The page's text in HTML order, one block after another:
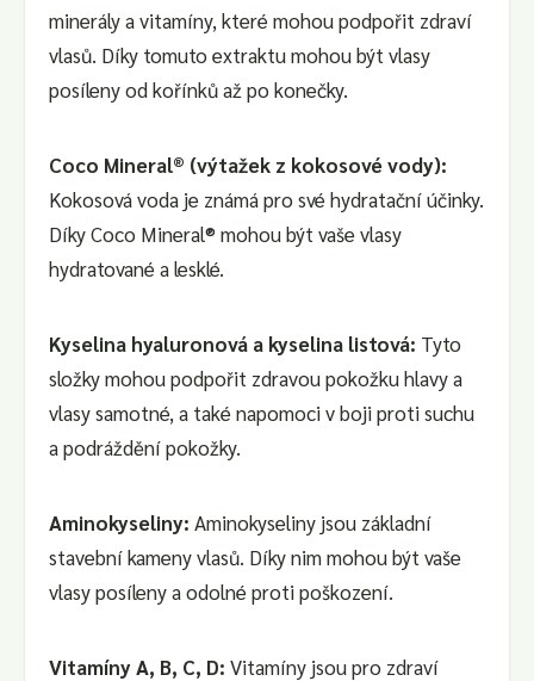
minerály a vitamíny, které mohou podpořit zdraví
vlasů. Díky tomuto extraktu mohou být vlasy
posíleny od kořínků až po konečky.
Coco Mineral® (výtažek z kokosové vody):
Kokosová voda je známá pro své hydratační účinky.
Díky Coco Mineral® mohou být vaše vlasy
hydratované a lesklé.
Kyselina hyaluronová a kyselina listová: Tyto
složky mohou podpořit zdravou pokožku hlavy a
vlasy samotné, a také napomoci v boji proti suchu
a podráždění pokožky.
Aminokyseliny:Aminokyseliny jsou základní
stavební kameny vlasů. Díky nim mohou být vaše
vlasy posíleny a odolné proti poškození.
Vitamíny A, B, C, D: Vitamíny jsou pro zdraví